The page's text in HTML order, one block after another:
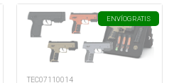
ENVÍOGRATIS
TEC07110014